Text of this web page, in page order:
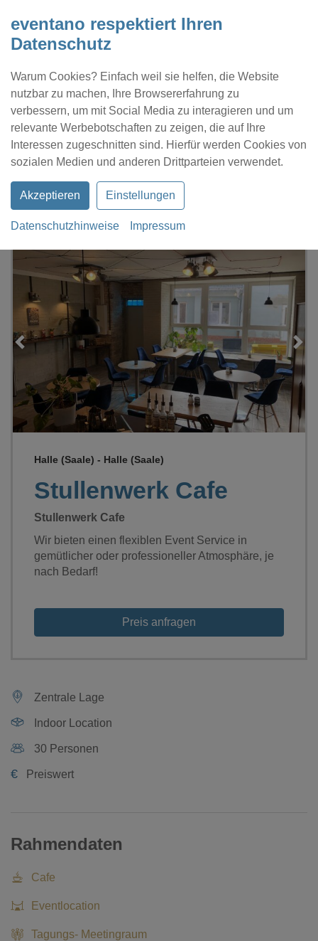
eventano respektiert Ihren
Datenschutz
Warum Cookies? Einfach weil sie helfen, die Website
nutzbar zu machen, Ihre Browsererfahrung zu
verbessern, um mit Social Media zu interagieren und um
relevante Werbebotschaften zu zeigen, die auf Ihre
Interessen zugeschnitten sind. Hierfür werden Cookies von
sozialen Medien und anderen Drittparteien verwendet.
Akzeptieren Einstellungen
Datenschutzhinweise Impressum
Kontakt Location eintragen Profil
Stullenwerk Cafe
Halle (Saale) - Halle (Saale)
Stullenwerk Cafe
Wir bieten einen flexiblen Event Service in
gemütlicher oder professioneller Atmosphäre, je
nach Bedarf!
Preis anfragen
Zentrale Lage
Indoor Location
30 Personen
€ Preiswert
Rahmendaten
Cafe
Eventlocation
Tagungs- Meetingraum